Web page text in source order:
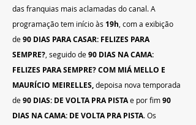
das franquias mais aclamadas do canal. A
programação tem início às 19h, com a exibição
de 90 DIAS PARA CASAR: FELIZES PARA
SEMPRE?, seguido de 90 DIAS NA CAMA:
FELIZES PARA SEMPRE? COM MIÁ MELLO E
MAURÍCIO MEIRELLES, depoisa nova temporada
de 90 DIAS: DE VOLTA PRA PISTA e por fim 90
DIAS NA CAMA: DE VOLTA PRA PISTA. Os